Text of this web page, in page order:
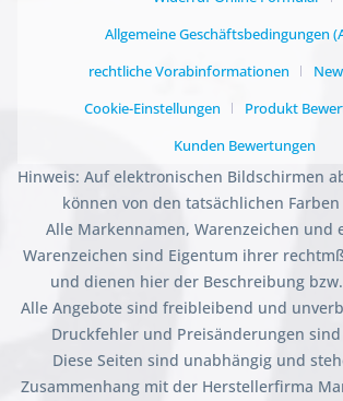
Allgemeine Geschäftsbedingungen
rechtliche Vorabinformationen
Cookie-Einstellungen
Produkt
Kunden Bewertungen
Hinweis: Auf elektronischen Bildschirmen
können von den tatsächlichen
Alle Markennamen, Warenzeichen und
Warenzeichen sind Eigentum ihrer
und dienen hier der Beschreibung
Alle Angebote sind freibleibend und
Druckfehler und Preisänderungen
Diese Seiten sind unabhängig und
Zusammenhang mit der Herstellerfirma